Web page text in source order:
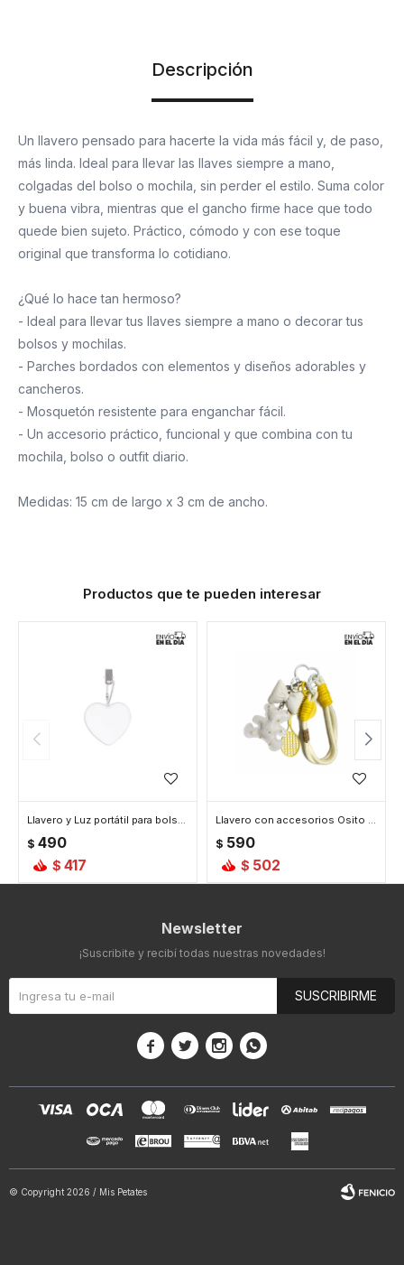
Descripción
Un llavero pensado para hacerte la vida más fácil y, de paso,
más linda. Ideal para llevar las llaves siempre a mano,
colgadas del bolso o mochila, sin perder el estilo. Suma color
y buena vibra, mientras que el gancho firme hace que todo
quede bien sujeto. Práctico, cómodo y con ese toque
original que transforma lo cotidiano.
¿Qué lo hace tan hermoso?
- Ideal para llevar tus llaves siempre a mano o decorar tus
bolsos y mochilas.
- Parches bordados con elementos y diseños adorables y
cancheros.
- Mosquetón resistente para enganchar fácil.
- Un accesorio práctico, funcional y que combina con tu
mochila, bolso o outfit diario.
Medidas: 15 cm de largo x 3 cm de ancho.
Productos que te pueden interesar
Llavero y Luz portátil para bolso de mano en forma de corazón - Blanco
$ 490
$ 417
Llavero con accesorios Osito y Moño - Blanco
$ 590
$ 502
Newsletter
¡Suscribite y recibí todas nuestras novedades!
SUSCRIBIRME
   
© Copyright 2026 / Mis Petates